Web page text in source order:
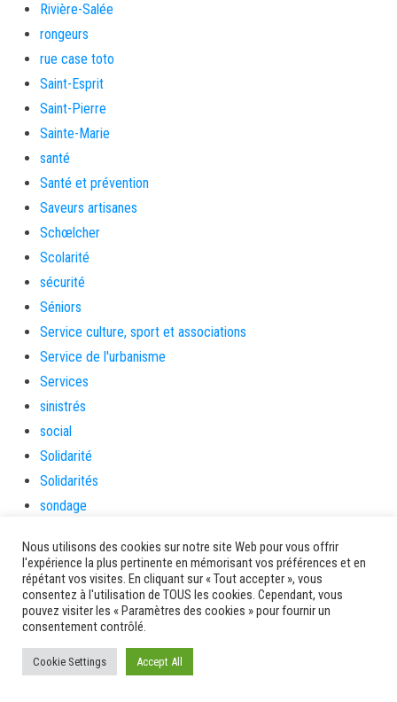
Rivière-Salée
rongeurs
rue case toto
Saint-Esprit
Saint-Pierre
Sainte-Marie
santé
Santé et prévention
Saveurs artisanes
Schœlcher
Scolarité
sécurité
Séniors
Service culture, sport et associations
Service de l'urbanisme
Services
sinistrés
social
Solidarité
Solidarités
sondage
soutien
soutienàlaparentalité
Spectacle
Sport
Sports de nature
stage
Nous utilisons des cookies sur notre site Web pour vous offrir
l'expérience la plus pertinente en mémorisant vos préférences et en
répétant vos visites. En cliquant sur « Tout accepter », vous
consentez à l'utilisation de TOUS les cookies. Cependant, vous
pouvez visiter les « Paramètres des cookies » pour fournir un
consentement contrôlé.
Cookie Settings Accept All